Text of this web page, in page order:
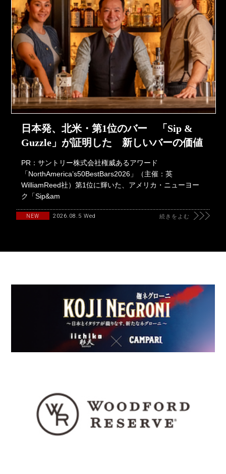
日本発、北米・第1位のバー 「Sip &
Guzzle」が証明した 新しいバーの価値
PR：サントリー株式会社権威あるアワード
「NorthAmerica’s50BestBars2026」（主催：英
WilliamReed社）第1位に輝いた、アメリカ・ニューヨー
ク「Sip&am
NEW 2026.08.5 Wed 続きをよむ